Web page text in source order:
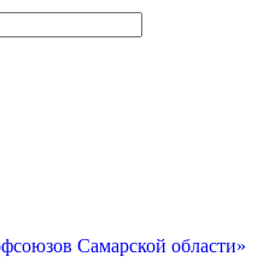
Самарской области»